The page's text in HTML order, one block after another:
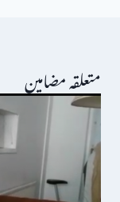
متعلقہ مضامین